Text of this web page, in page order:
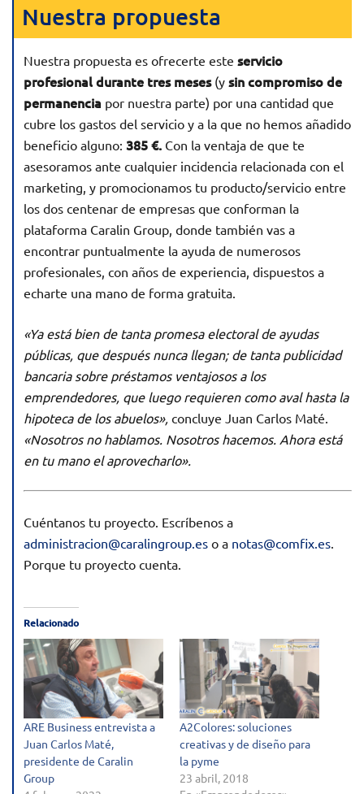
Nuestra propuesta
Nuestra propuesta es ofrecerte este servicio
profesional durante tres meses(y sin compromiso de
permanencia por nuestra parte) por una cantidad que
cubre los gastos del servicio y a la que no hemos añadido
beneficio alguno: 385 €. Con la ventaja de que te
asesoramos ante cualquier incidencia relacionada con el
marketing, y promocionamos tu producto/servicio entre
los dos centenar de empresas que conforman la
plataforma Caralin Group, donde también vas a
encontrar puntualmente la ayuda de numerosos
profesionales, con años de experiencia, dispuestos a
echarte una mano de forma gratuita.
«Ya está bien de tanta promesa electoral de ayudas
públicas, que después nunca llegan; de tanta publicidad
bancaria sobre préstamos ventajosos a los
emprendedores, que luego requieren como aval hasta la
hipoteca de los abuelos», concluye Juan Carlos Maté.
«Nosotros no hablamos. Nosotros hacemos. Ahora está
en tu mano el aprovecharlo».
Cuéntanos tu proyecto. Escríbenos a
administracion@caralingroup.es o a notas@comfix.es.
Porque tu proyecto cuenta.
Relacionado
ARE Business entrevista a
Juan Carlos Maté,
presidente de Caralin
Group
A2Colores: soluciones
creativas y de diseño para
la pyme
23 abril, 2018